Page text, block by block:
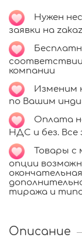
Нужен
заявки на
компании
Изменим
по Вашим
Оплата на
НДС и без.
Товары с
опции
тиража и
Описание